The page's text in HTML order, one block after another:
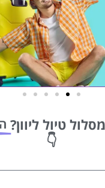
טיול ליוון?
👇